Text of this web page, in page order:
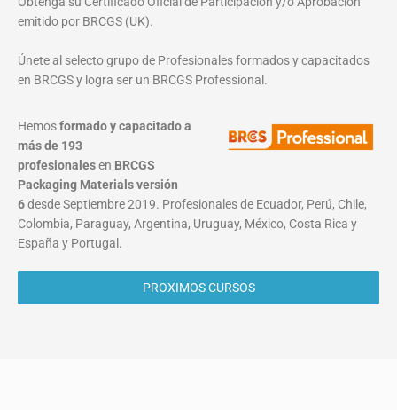
emitido por BRCGS (UK).
Únete al selecto grupo de Profesionales formados y capacitados
en BRCGS y logra ser un BRCGS Professional.
Hemosformado y capacitado a
más de 193
profesionalesen BRCGS
Packaging Materialsversión
6desde Septiembre 2019. Profesionales de Ecuador, Perú, Chile,
Colombia, Paraguay, Argentina, Uruguay, México, Costa Rica y
España y Portugal.
PROXIMOS CURSOS